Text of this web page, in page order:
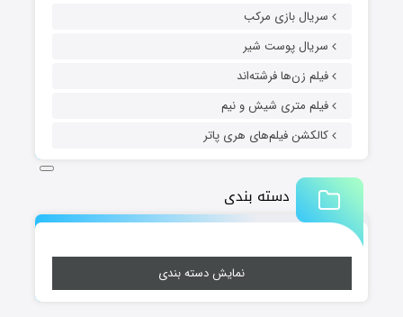
سریال بازی مرکب
سریال پوست شیر
فیلم زن‌ها فرشته‌اند
فیلم متری شیش و نیم
کالکشن فیلم‌های هری پاتر
دسته بندی
نمایش دسته بندی